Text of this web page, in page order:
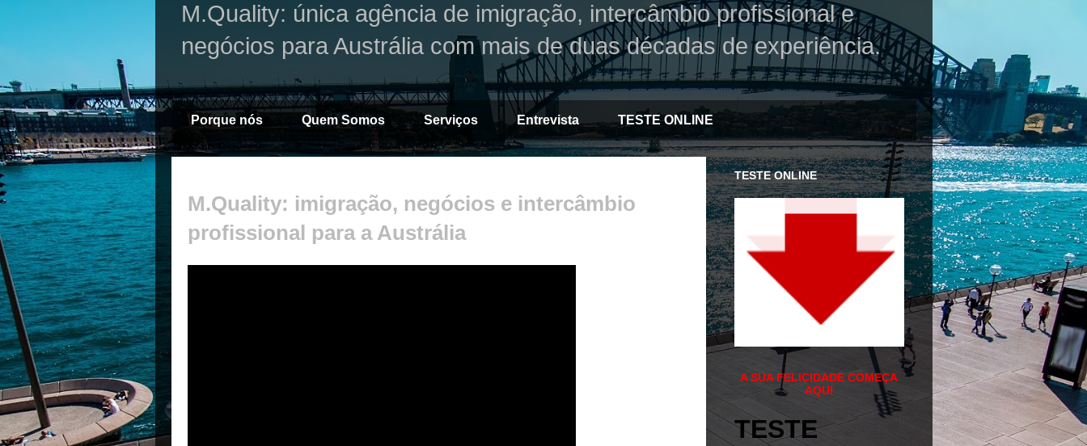
M.Quality: única agência de imigração, intercâmbio profissional e
negócios para Austrália com mais de duas décadas de experiência.
Porque nós Quem Somos Serviços Entrevista TESTE ONLINE
M.Quality: imigração, negócios e intercâmbio
profissional para a Austrália
TESTE ONLINE
A SUA FELICIDADE COMEÇA
AQUI